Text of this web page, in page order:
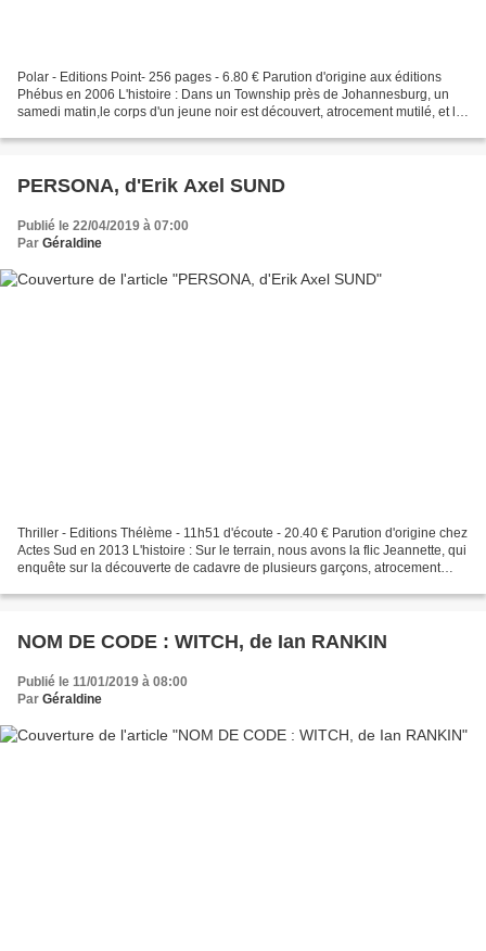
Polar - Editions Point- 256 pages - 6.80 € Parution d'origine aux éditions
Phébus en 2006 L'histoire : Dans un Township près de Johannesburg, un
samedi matin,le corps d'un jeune noir est découvert, atrocement mutilé, et le
PERSONA, d'Erik Axel SUND
Publié le 22/04/2019 à 07:00
Par Géraldine
Thriller - Editions Thélème - 11h51 d'écoute - 20.40 € Parution d'origine chez
Actes Sud en 2013 L'histoire : Sur le terrain, nous avons la flic Jeannette, qui
enquête sur la découverte de cadavre de plusieurs garçons, atrocement
NOM DE CODE : WITCH, de Ian RANKIN
Publié le 11/01/2019 à 08:00
Par Géraldine